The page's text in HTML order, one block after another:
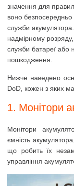
значення для
воно безпосередньо
служби акумулятора.
надмірному
служби батареї або
пошкодження.
Нижче наведено
DoD, кожен з яких
1. Монітори
Монітори
ємність
що робить їх
управління